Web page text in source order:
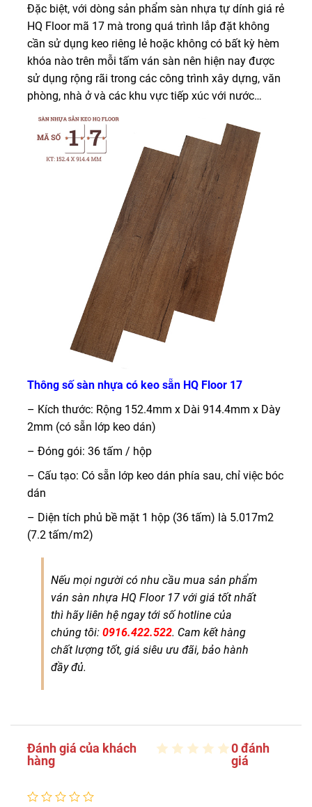
Đặc biệt, với dòng sản phẩm sàn nhựa tự dính giá rẻ
HQ Floor mã 17 mà trong quá trình lắp đặt không
cần sử dụng keo riêng lẻ hoặc không có bất kỳ hèm
khóa nào trên mỗi tấm ván sàn nên hiện nay được
sử dụng rộng rãi trong các công trình xây dựng, văn
phòng, nhà ở và các khu vực tiếp xúc với nước…
Thông số sàn nhựa có keo sẵn HQ Floor 17
– Kích thước: Rộng 152.4mm x Dài 914.4mm x Dày
2mm (có sẵn lớp keo dán)
– Đóng gói: 36 tấm / hộp
– Cấu tạo: Có sẵn lớp keo dán phía sau, chỉ việc bóc
dán
– Diện tích phủ bề mặt 1 hộp (36 tấm) là 5.017m2
(7.2 tấm/m2)
Nếu mọi người có nhu cầu mua sản phẩm
ván sàn nhựa HQ Floor 17 với giá tốt nhất
thì hãy liên hệ ngay tới số hotline của
chúng tôi: 0916.422.522. Cam kết hàng
chất lượng tốt, giá siêu ưu đãi, bảo hành
đầy đủ.
Đánh giá của khách
hàng
0 đánh
giá